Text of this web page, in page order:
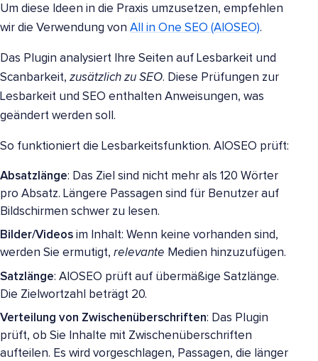
Um diese Ideen in die Praxis umzusetzen, empfehlen
wir die Verwendung von All in One SEO (AIOSEO).
Das Plugin analysiert Ihre Seiten auf Lesbarkeit und
Scanbarkeit, zusätzlich zu SEO. Diese Prüfungen zur
Lesbarkeit und SEO enthalten Anweisungen, was
geändert werden soll.
So funktioniert die Lesbarkeitsfunktion. AIOSEO prüft:
Absatzlänge: Das Ziel sind nicht mehr als 120 Wörter
pro Absatz. Längere Passagen sind für Benutzer auf
Bildschirmen schwer zu lesen.
Bilder/Videos im Inhalt: Wenn keine vorhanden sind,
werden Sie ermutigt, relevante Medien hinzuzufügen.
Satzlänge: AIOSEO prüft auf übermäßige Satzlänge.
Die Zielwortzahl beträgt 20.
Verteilung von Zwischenüberschriften: Das Plugin
prüft, ob Sie Inhalte mit Zwischenüberschriften
aufteilen. Es wird vorgeschlagen, Passagen, die länger